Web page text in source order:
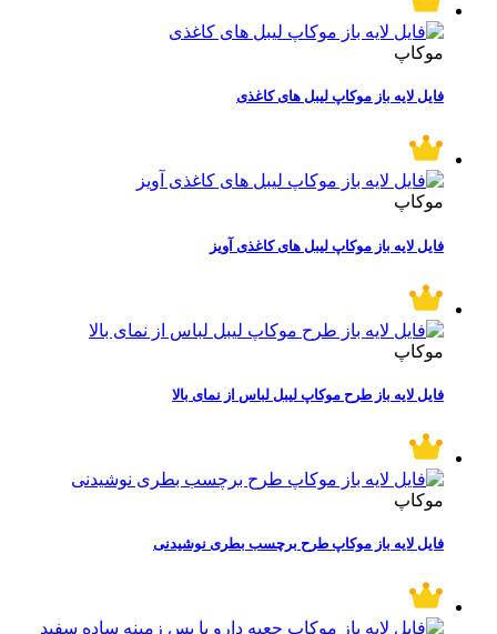
موکاپ
فایل لایه باز موکاپ لیبل های کاغذی
موکاپ
فایل لایه باز موکاپ لیبل های کاغذی آویز
موکاپ
فایل لایه باز طرح موکاپ لیبل لباس از نمای بالا
موکاپ
فایل لایه باز موکاپ طرح برچسب بطری نوشیدنی